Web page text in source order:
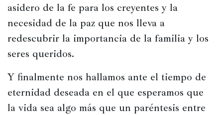
asidero de la fe para los creyentes y la
necesidad de la paz que nos lleva a
redescubrir la importancia de la familia y los
seres queridos.
Y finalmente nos hallamos ante el tiempo de
eternidad deseada en el que esperamos que
la vida sea algo más que un paréntesis entre